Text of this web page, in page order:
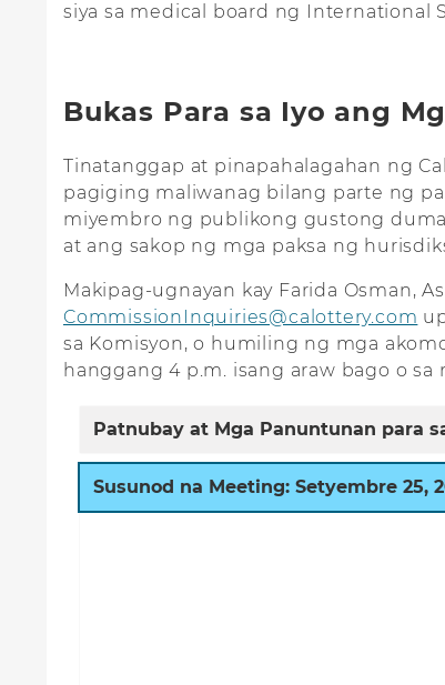
siya sa medical board ng International
Bukas Para sa Iyo ang
Tinatanggap at pinapahalagahan ng
pagiging maliwanag bilang parte ng
miyembro ng publikong gustong
at ang sakop ng mga paksa ng
Makipag-ugnayan kay Farida Osman,
CommissionInquiries@calottery.com
sa Komisyon, o humiling ng mga
hanggang 4 p.m. isang araw bago o
Patnubay at Mga Panuntunan para
Susunod na Meeting: Setyembre 25,